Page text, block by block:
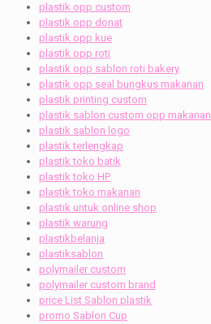
plastik opp custom
plastik opp donat
plastik opp kue
plastik opp roti
plastik opp sablon roti bakery
plastik opp seal bungkus makanan
plastik printing custom
plastik sablon custom opp makanan
plastik sablon logo
plastik terlengkap
plastik toko batik
plastik toko HP
plastik toko makanan
plastik untuk online shop
plastik warung
plastikbelanja
plastiksablon
polymailer custom
polymailer custom brand
price List Sablon plastik
promo Sablon Cup